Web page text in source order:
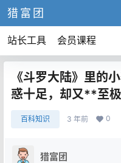
猎富团
站长工具 会员课程
《斗罗大陆》里的
惑十足，却又**至极
百科知识 3 年前 0
猎富团